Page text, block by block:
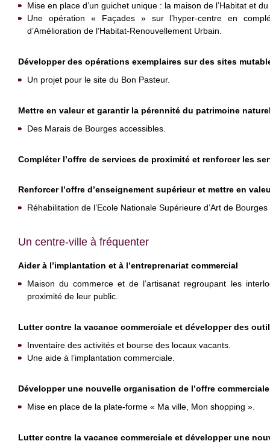
Mise en place d’un guichet unique : la maison de l’Habitat et
Une opération « Façades » sur l’hyper-centre en
d’Amélioration de l’Habitat-Renouvellement Urbain.
Développer des opérations exemplaires sur des sites
Un projet pour le site du Bon Pasteur.
Mettre en valeur et garantir la pérennité du patrimoine
Des Marais de Bourges accessibles.
Compléter l’offre de services de proximité et renforcer les
Renforcer l’offre d’enseignement supérieur et mettre en
Réhabilitation de l’Ecole Nationale Supérieure d’Art de
Un centre-ville à fréquenter
Aider à l’implantation et à l’entreprenariat commercial
Maison du commerce et de l’artisanat regroupant les
proximité de leur public.
Lutter contre la vacance commerciale et développer des
Inventaire des activités et bourse des locaux vacants.
Une aide à l’implantation commerciale.
Développer une nouvelle organisation de l’offre commerciale
Mise en place de la plate-forme « Ma ville, Mon shopping ».
Lutter contre la vacance commerciale et développer une